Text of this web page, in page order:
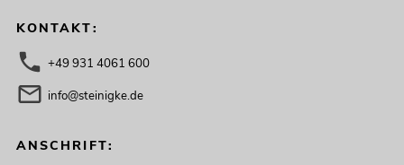
KONTAKT:
+49 931 4061 600
info@steinigke.de
ANSCHRIFT: